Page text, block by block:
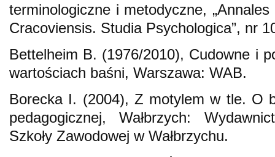
terminologiczne i metodyczne,
Cracoviensis. Studia Psychologica”, nr
Bettelheim B. (1976/2010), Cudowne i
wartościach baśni, Warszawa: WAB.
Borecka I. (2004), Z motylem w tle. O
pedagogicznej, Wałbrzych:
Szkoły Zawodowej w Wałbrzychu.